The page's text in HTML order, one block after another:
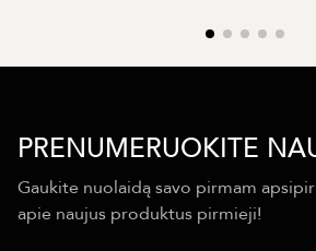
PRENUMERUOKITE
Gaukite nuolaidą savo pirmam
apie naujus produktus pirmieji!